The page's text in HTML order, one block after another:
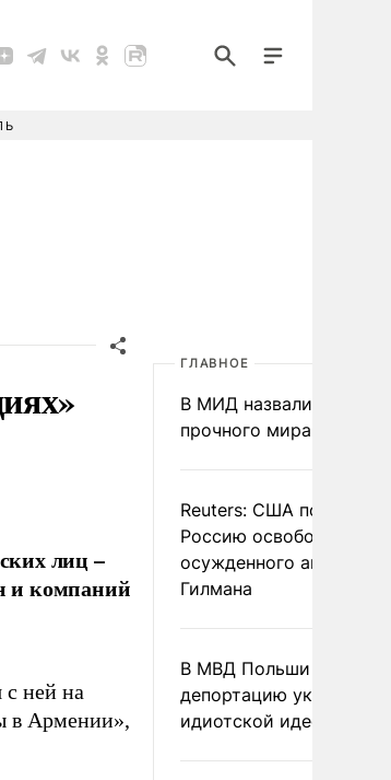
лиц –
и компаний
с ней на
в Армении»,
ГЛАВНОЕ
В МИД назвали условия
прочного мира на
Reuters: США
Россию освободить
осужденного
Гилмана
В МВД Польши назвали
депортацию украинцев
идиотской идеей